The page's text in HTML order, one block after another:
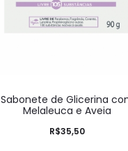
Sabonete de Glicerina
Melaleuca e Aveia
R$35,50